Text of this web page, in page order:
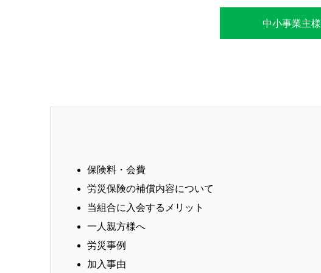
中小事業主
保険料・会費
労災保険の補償内容について
当組合に入会するメリット
一人親方様へ
労災事例
加入事由